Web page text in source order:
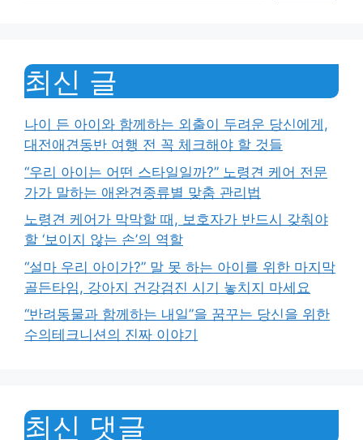
최신 글
나이 든 아이와 함께하는 외출이 두려운 당신에게,
대전애견동반 여행 전 꼭 체크해야 할 것들
“우리 아이는 어떤 스타일일까?” 노령견 케어 전문
가가 말하는 애완견종류별 맞춤 관리법
노령견 케어가 막막할 때, 보호자가 반드시 갖춰야
할 ‘보이지 않는 손’의 역할
“설마 우리 아이가?” 말 못 하는 아이를 위한 마지막
골든타임, 강아지 건강검진 시기 놓치지 마세요
“반려동물과 함께하는 내일”을 꿈꾸는 당신을 위한
수의테크니션의 진짜 이야기
최신 댓글